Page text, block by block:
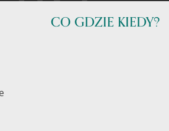
CO GDZIE KIEDY?